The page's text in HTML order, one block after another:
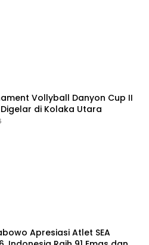
Vollyball Danyon Cup II
di Kolaka Utara
Apresiasi Atlet SEA